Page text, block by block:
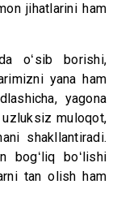
jihatlarini ham
oʻsib borishi,
yana ham
yagona
muloqot,
shakllantiradi.
bogʻliq boʻlishi
tan olish ham